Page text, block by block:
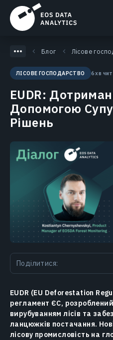
Блог Лісове
ЛІСОВЕ ГОСПОДАРСТВО 6 хв
EUDR:
Допомогою
Рішень
Поділитися:
EUDR (EU Deforestation
регламент ЄС,
вирубуванням лісів та
ланцюжків постачання.
лісову промисловість на